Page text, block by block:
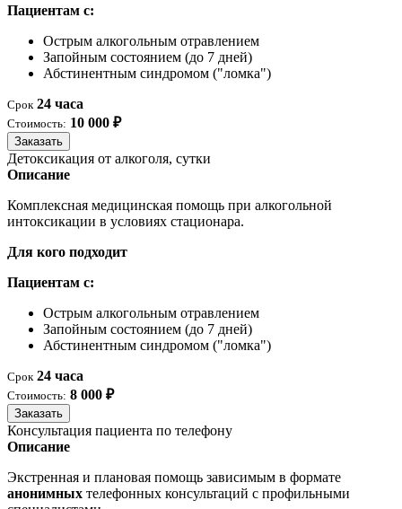
Пациентам с:
Острым алкогольным отравлением
Запойным состоянием (до 7 дней)
Абстинентным синдромом ("ломка")
Срок 24 часа
Стоимость: 10 000 ₽
Заказать
Детоксикация от алкоголя, сутки
Описание
Комплексная медицинская помощь при алкогольной
интоксикации в условиях стационара.
Для кого подходит
Пациентам с:
Острым алкогольным отравлением
Запойным состоянием (до 7 дней)
Абстинентным синдромом ("ломка")
Срок 24 часа
Стоимость: 8 000 ₽
Заказать
Консультация пациента по телефону
Описание
Экстренная и плановая помощь зависимым в формате
анонимных телефонных консультаций с профильными